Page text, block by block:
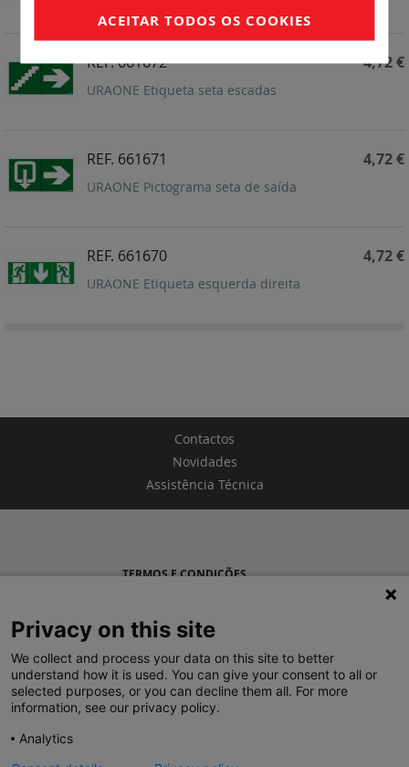
REF. 661672
URAONE Etiqueta seta escadas
4,72 €
REF. 661671
URAONE Pictograma seta de saída
4,72 €
REF. 661670
URAONE Etiqueta esquerda direita
4,72 €
Contactos
Novidades
Assistência Técnica
ACEITAR TODOS OS COOKIES
TERMOS E CONDIÇÕES
LEGRAND PORTUGAL
GRUPO LEGRAND NO MUNDO
Privacy on this site
We collect and process your data on this site to better
understand how it is used. You can give your consent to all or
selected purposes, or you can decline them all. For more
information, see our privacy policy.
Analytics